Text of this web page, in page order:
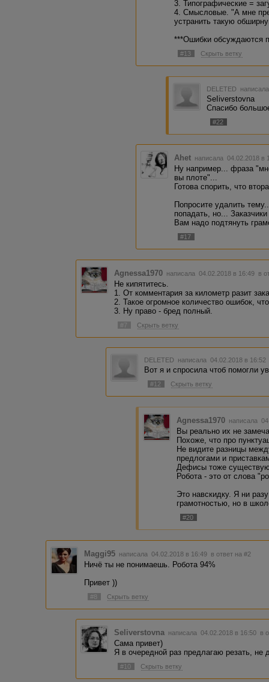
3. Типографические =
4. Смысловые. "А мне
устранить такую
***Ошибки обсуждаются
#13 Скрыть ветку
DELETED
SeIiverstovna
Спасибо
#22
Ahet написала 04.02.2018 в
Ну например... фраза
вы плоте"...
Готова спорить, что
Попросите удалить
попадать, но...
Вам надо подтянуть
#17
Agnessa1970 написала 04.02.2018 в 16:49 в
Не кипятитесь.
1. От комментария за километр разит
2. Такое огромное количество ошибок,
3. Ну право - бред полный.
#7 Скрыть ветку
DELETED написала 04.02.2018 в
Вот я и спросила чтоб помогли
#12 Скрыть ветку
Agnessa1970 написала
Вы реально их не
Похоже, что про
Не видите разницы
предлогами и
Дефисы тоже
Робота - это от слова
Это навскидку. Я ни
грамотностью, но в
#20
Maggi95 написала 04.02.2018 в 16:49 в ответ на #2
Ничё ты не понимаешь. Робота 94%
Привет ))
#8 Скрыть ветку
Seliverstovna написала 04.02.2018 в 16:50 в
Сама привет)
Я в очередной раз предлагаю резать, не
#10 Скрыть ветку